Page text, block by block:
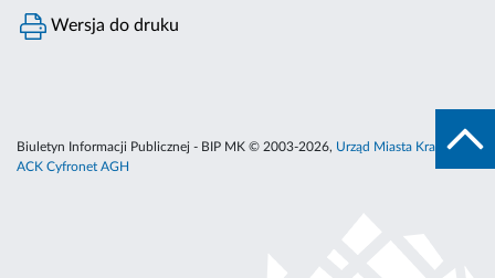
Wersja do druku
Biuletyn Informacji Publicznej - BIP MK © 2003-2026, Urząd Miasta Krakowa
ACK Cyfronet AGH